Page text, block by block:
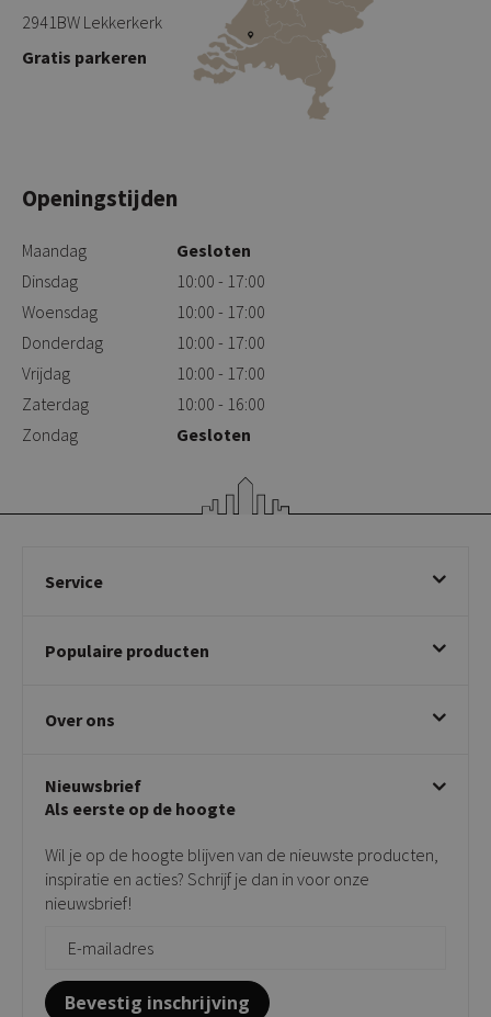
2941BW Lekkerkerk
Gratis parkeren
Openingstijden
Maandag
Gesloten
Dinsdag
10:00 - 17:00
Woensdag
10:00 - 17:00
Donderdag
10:00 - 17:00
Vrijdag
10:00 - 17:00
Zaterdag
10:00 - 16:00
Zondag
Gesloten
Service
Betalen & annuleren
Klachtafhandeling
Privacy policy
Populaire producten
Draaibare eetkamerstoelen
Taupe stoelen
Tuinstoelen
Bijzettafels
Over ons
Showroom
Contact
Onderhoudsproducten
Vloerbescherming
Giftcards
Nieuwsbrief
Als eerste op de hoogte
Wil je op de hoogte blijven van de nieuwste producten,
inspiratie en acties? Schrijf je dan in voor onze
nieuwsbrief!
Bevestig inschrijving